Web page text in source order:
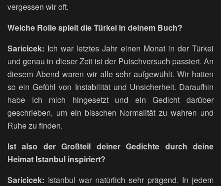
vergessen wir oft.
Welche Rolle spielt die Türkei in deinem Buch?
Saricicek: Ich war letztes Jahr einen Monat in der Türkei
und genau in dieser Zeit ist der Putschversuch passiert. An
diesem Abend waren wir alle sehr aufgewühlt. Wir hatten
so ein Gefühl von Instabilität und Unsicherheit. Daraufhin
habe ich mich hingesetzt und ein Gedicht darüber
geschrieben, um ein bisschen Normalität zu wahren und
Ruhe zu finden.
Ist also der Großteil deiner Gedichte durch deine
Heimat Istanbul inspiriert?
Saricicek: Istanbul war natürlich sehr prägend. In jedem